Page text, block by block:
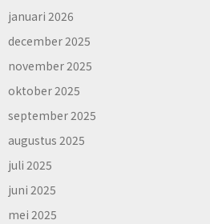
januari 2026
december 2025
november 2025
oktober 2025
september 2025
augustus 2025
juli 2025
juni 2025
mei 2025